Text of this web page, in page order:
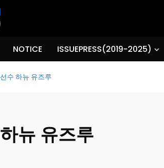
NOTICE ISSUEPRESS(2019-2025)
수 하뉴 유즈루
뉴 유즈루